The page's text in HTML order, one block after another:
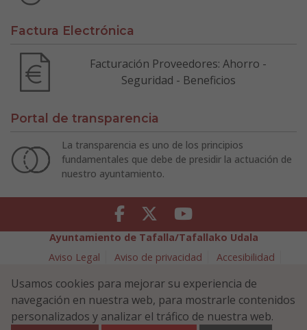
Factura Electrónica
Facturación Proveedores: Ahorro -
Seguridad - Beneficios
Portal de transparencia
La transparencia es uno de los principios
fundamentales que debe de presidir la actuación de
nuestro ayuntamiento.
Facebook Twitter Youtube
Ayuntamiento de Tafalla/Tafallako Udala
Aviso Legal
Aviso de privacidad
Accesibilidad
Política de Seguridad de la Información
Plaza Navarra 5 - 31300 Tafalla (NAVARRA)
948 70 18 11
ayuntamiento@tafalla.es
Usamos cookies para mejorar su experiencia de
navegación en nuestra web, para mostrarle contenidos
personalizados y analizar el tráfico de nuestra web.